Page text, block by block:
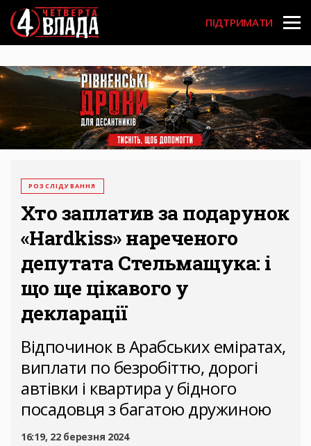
Перейти
до
основного
вмісту
User
account
menu
ПІДТРИМАТИ
РОЗСЛІДУВАННЯ
Хто заплатив за подарунок
«Hardkiss» нареченого
депутата Стельмащука: і
що ще цікавого у
декларації
Відпочинок в Арабських еміратах,
виплати по безробіттю, дорогі
автівки і квартира у бідного
посадовця з багатою дружиною
16:19, 22 березня 2024